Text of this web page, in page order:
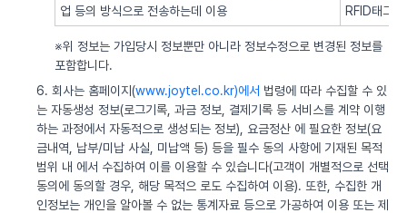
업 등의 방식으로 전송하는데 이용
RFID태그
※위 정보는 가입당시 정보뿐만 아니라 정보수정으로 변경된 정보를
포함합니다.
6. 회사는 홈페이지(www.joytel.co.kr)에서 법령에 따라 수집할 수 있
는 자동생성 정보(로그기록, 과금 정보, 결제기록 등 서비스를 계약 이행
하는 과정에서 자동적으로 생성되는 정보), 요금정산 에 필요한 정보(요
금내역, 납부/미납 사실, 미납액 등) 등을 필수 동의 사항에 기재된 목적
범위 내 에서 수집하여 이를 이용할 수 있습니다(고객이 개별적으로 선택
동의에 동의할 경우, 해당 목적으 로도 수집하여 이용). 또한, 수집한 개
인정보는 개인을 알아볼 수 없는 통계자료 등으로 가공하여 이용 또는 제